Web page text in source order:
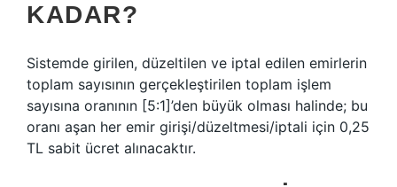
KADAR?
Sistemde girilen, düzeltilen ve iptal edilen emirlerin
toplam sayısının gerçekleştirilen toplam işlem
sayısına oranının [5:1]’den büyük olması halinde; bu
oranı aşan her emir girişi/düzeltmesi/iptali için 0,25
TL sabit ücret alınacaktır.